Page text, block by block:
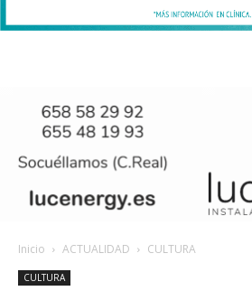
Inicio ACTUALIDAD CULTURA
CULTURA